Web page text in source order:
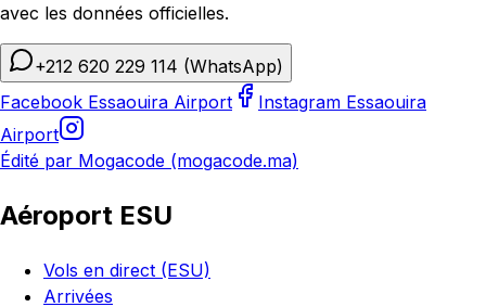
avec les données officielles.
+212 620 229 114 (WhatsApp)
Facebook Essaouira Airport
Instagram Essaouira
Airport
Édité par Mogacode (mogacode.ma)
Aéroport ESU
Vols en direct (ESU)
Arrivées